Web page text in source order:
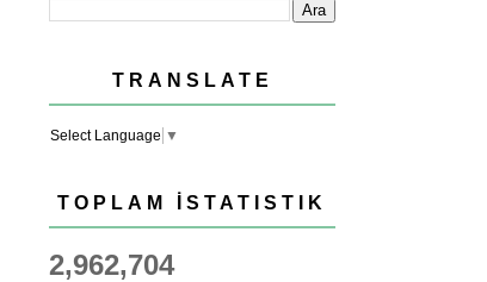
TRANSLATE
Select Language ▼
TOPLAM İSTATISTIK
2,962,704